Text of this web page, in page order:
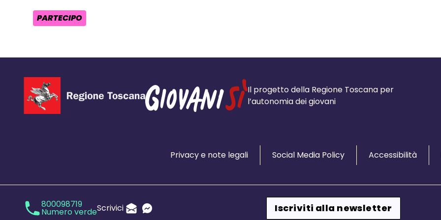
AREA TEMATICA:
PARTECIPO
Il progetto della Regione Toscana per
l’autonomia dei giovani
Privacy e note legali Social Media Policy Accessibilità
800098719
Numero verdeScrivici Invia un'Email
Messenger Iscriviti alla newsletter